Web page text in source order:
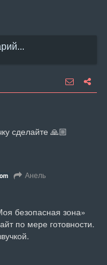
сделайте 🙏🏼
Анель
безопасная зона»
по мере готовности.